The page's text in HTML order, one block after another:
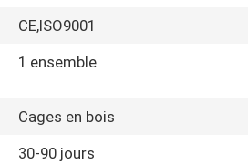
CE,ISO9001
1 ensemble
Cages en bois
30-90 jours